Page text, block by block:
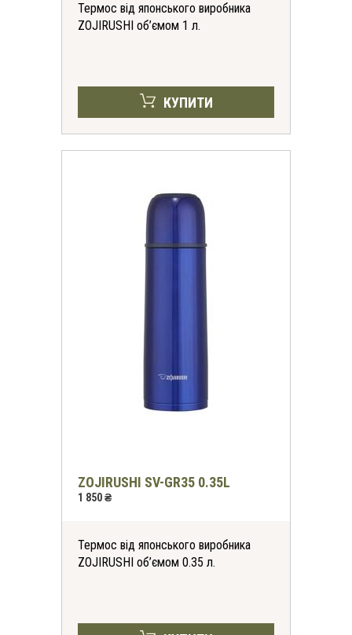
Термос від японського виробника
ZOJIRUSHI об’ємом 1 л.
КУПИТИ
ZOJIRUSHI SV-GR35 0.35L
1 850 ₴
Термос від японського виробника
ZOJIRUSHI об’ємом 0.35 л.